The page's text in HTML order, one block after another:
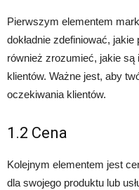
Pierwszym elementem
dokładnie zdefiniować,
również zrozumieć, jakie
klientów. Ważne jest, aby
oczekiwania klientów.
1.2 Cena
Kolejnym elementem jest
dla swojego produktu lub